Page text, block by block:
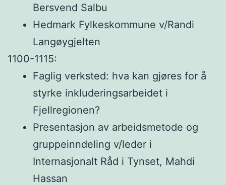
Bersvend Salbu
Hedmark Fylkeskommune v/Randi
Langøygjelten
1100-1115:
Faglig verksted: hva kan gjøres for å
styrke inkluderingsarbeidet i
Fjellregionen?
Presentasjon av arbeidsmetode og
gruppeinndeling v/leder i
Internasjonalt Råd i Tynset, Mahdi
Hassan